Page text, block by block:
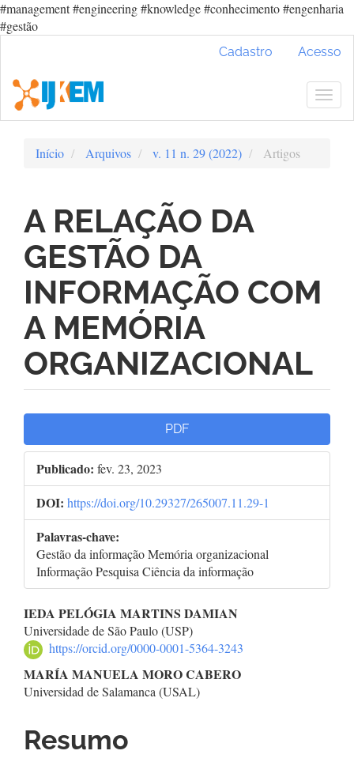
#management #engineering #knowledge #conhecimento #engenharia
#gestão
Conteúdo
principal
Barra
Cadastro Acesso
Início Arquivos v. 11 n. 29 (2022) Artigos
A RELAÇÃO DA
GESTÃO DA
INFORMAÇÃO COM
A MEMÓRIA
ORGANIZACIONAL
lateral
de
artigos
PDF
Publicado: fev. 23, 2023
DOI: https://doi.org/10.29327/265007.11.29-1
Palavras-chave:
Gestão da informação Memória organizacional
Informação Pesquisa Ciência da informação
Conteúdo
do
artigo
principal
IEDA PELÓGIA MARTINS DAMIAN
Universidade de São Paulo (USP)
https://orcid.org/0000-0001-5364-3243
MARÍA MANUELA MORO CABERO
Universidad de Salamanca (USAL)
Resumo